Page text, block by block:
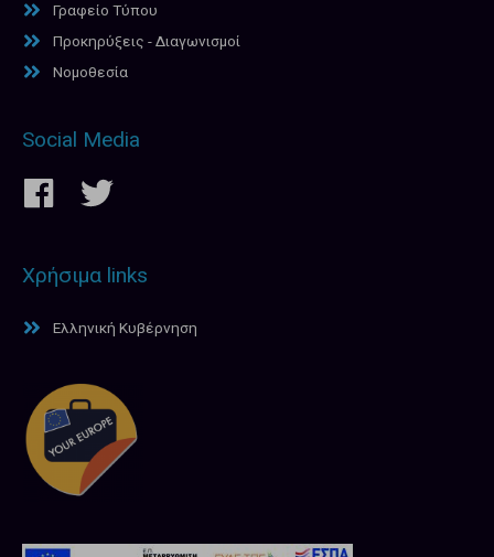
Γραφείο Τύπου
Προκηρύξεις - Διαγωνισμοί
Νομοθεσία
Social Media
Χρήσιμα links
Ελληνική Κυβέρνηση